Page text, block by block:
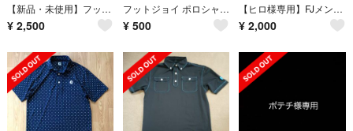
【新品・未使用】フットジョイ 半袖ポロシャツ Lサイズ
¥ 2,500
フットジョイ ポロシャツ メンズ
¥ 500
【ヒロ様専用】FJメンズゴルフウェア（夏）
¥ 2,000